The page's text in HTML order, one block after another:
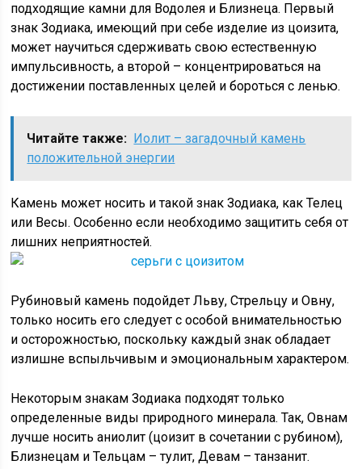
подходящие камни для Водолея и Близнеца. Первый
знак Зодиака, имеющий при себе изделие из цоизита,
может научиться сдерживать свою естественную
импульсивность, а второй – концентрироваться на
достижении поставленных целей и бороться с ленью.
Читайте также: Иолит – загадочный камень
положительной энергии
Камень может носить и такой знак Зодиака, как Телец
или Весы. Особенно если необходимо защитить себя от
лишних неприятностей.
Рубиновый камень подойдет Льву, Стрельцу и Овну,
только носить его следует с особой внимательностью
и осторожностью, поскольку каждый знак обладает
излишне вспыльчивым и эмоциональным характером.
Некоторым знакам Зодиака подходят только
определенные виды природного минерала. Так, Овнам
лучше носить аниолит (цоизит в сочетании с рубином),
Близнецам и Тельцам – тулит, Девам – танзанит.